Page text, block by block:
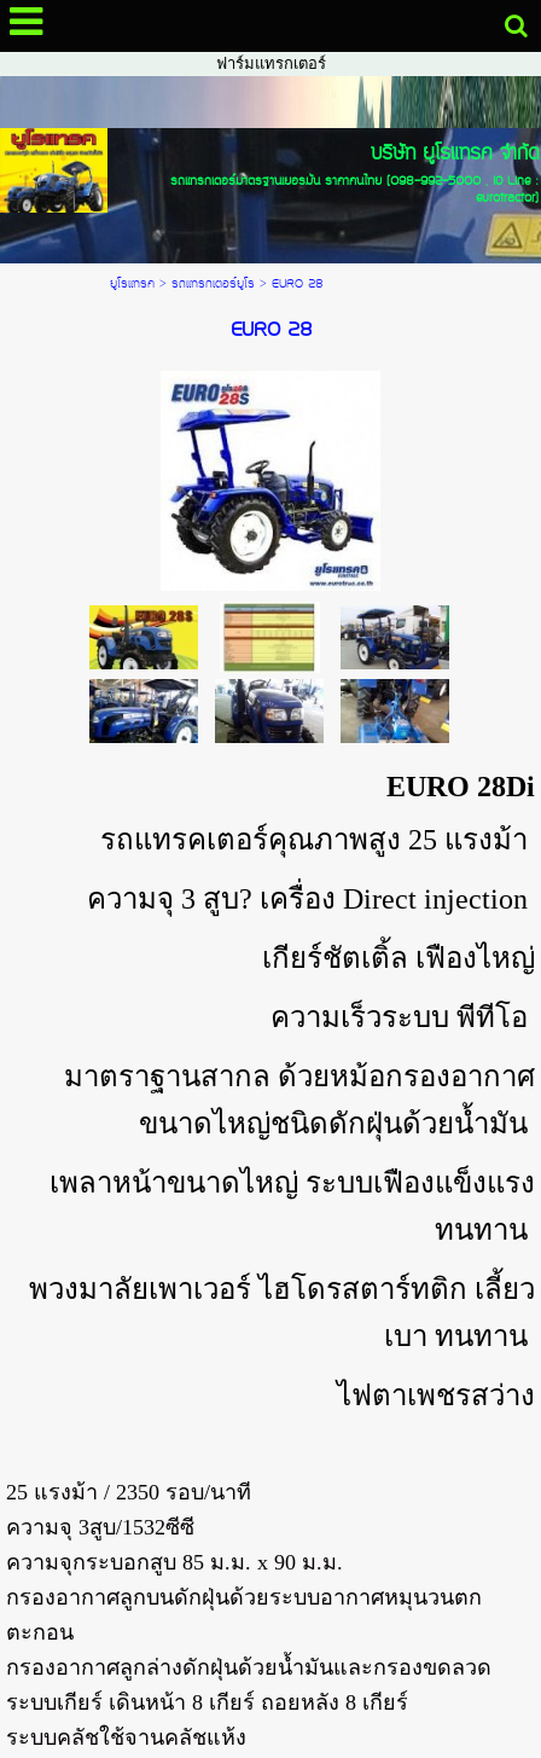
จำหน่ายรถไถ แทรกเตอร์ รถฟาร์มแทรกเตอร์ แทรกเตอร์ฟอร์ด รถไถฟอร์ด นำ
เข้ารถไถ, รถไถฟอร์ด, ขายรถไถ, จำหน่ายรถไถ, แทรกเตอร์, รถแทรกเตอร์, รถ
ฟาร์มแทรกเตอร์
บริษัท ยูโรแทรค จำกัด
รถแทรกเตอร์มาตรฐานเยอรมัน ราคาคนไทย (098-992-5000 , ID Line :
eurotractor)
ยูโรแทรค >รถแทรกเตอร์ยูโร >EURO 28
EURO 28
EURO 28Di
รถแทรคเตอร์คุณภาพสูง 25 แรงม้า
ความจุ 3 สูบ? เครื่อง Direct injection
เกียร์ชัตเติ้ล เฟืองไหญ่
ความเร็วระบบ พีทีโอ
มาตราฐานสากล ด้วยหม้อกรองอากาศ
ขนาดไหญ่ชนิดดักฝุ่นด้วยน้ำมัน
เพลาหน้าขนาดไหญ่ ระบบเฟืองแข็งแรง
ทนทาน
พวงมาลัยเพาเวอร์ ไฮโดรสตาร์ทติก เลี้ยว
เบา ทนทาน
ไฟตาเพชรสว่าง
25 แรงม้า / 2350 รอบ/นาที
ความจุ 3สูบ/1532ซีซี
ความจุกระบอกสูบ 85 ม.ม. x 90 ม.ม.
กรองอากาศลูกบนดักฝุ่นด้วยระบบอากาศหมุนวนตก
ตะกอน
กรองอากาศลูกล่างดักฝุ่นด้วยน้ำมันและกรองขดลวด
ระบบเกียร์ เดินหน้า 8 เกียร์ ถอยหลัง 8 เกียร์
ระบบคลัชใช้จานคลัชแห้ง